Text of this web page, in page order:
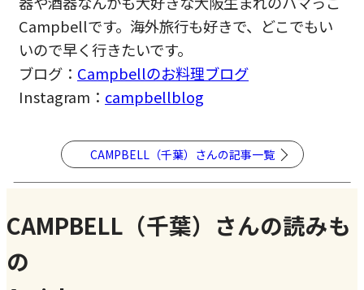
Campbellです。海外旅行も好きで、どこでもい
いので早く行きたいです。
ブログ： Campbellのお料理ブログ
Instagram： campbellblog
CAMPBELL（千葉）さんの記事一覧
CAMPBELL（千葉）さんの読みも
の